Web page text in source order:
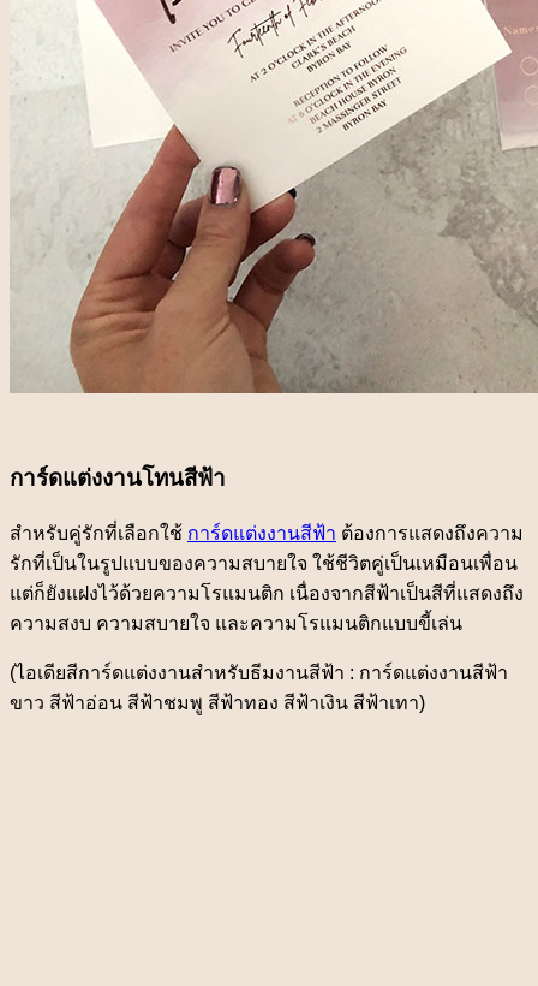
การ์ดแต่งงานโทนสีฟ้า
สำหรับคู่รักที่เลือกใช้ การ์ดแต่งงานสีฟ้า ต้องการแสดงถึงความ
รักที่เป็นในรูปแบบของความสบายใจ ใช้ชีวิตคู่เป็นเหมือนเพื่อน
แต่ก็ยังแฝงไว้ด้วยความโรแมนติก เนื่องจากสีฟ้าเป็นสีที่แสดงถึง
ความสงบ ความสบายใจ และความโรแมนติกแบบขี้เล่น
(ไอเดียสีการ์ดแต่งงานสำหรับธีมงานสีฟ้า : การ์ดแต่งงานสีฟ้า
ขาว สีฟ้าอ่อน สีฟ้าชมพู สีฟ้าทอง สีฟ้าเงิน สีฟ้าเทา)